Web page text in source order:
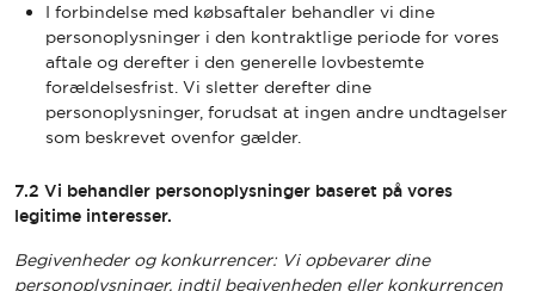
I forbindelse med købsaftaler behandler vi dine
personoplysninger i den kontraktlige periode for vores
aftale og derefter i den generelle lovbestemte
forældelsesfrist. Vi sletter derefter dine
personoplysninger, forudsat at ingen andre undtagelser
som beskrevet ovenfor gælder.
7.2 Vi behandler personoplysninger baseret på vores
legitime interesser.
Begivenheder og konkurrencer: Vi opbevarer dine
personoplysninger, indtil begivenheden eller konkurrencen